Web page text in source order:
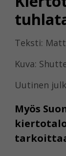
Teksti:
Kuva:
Uutinen
Myös